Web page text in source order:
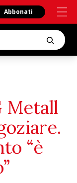
Abbonati
Metall
“è